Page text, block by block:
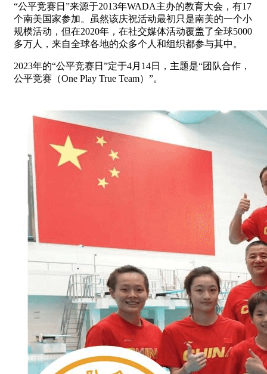
“公平竞赛日”来源于2013年WADA主办的教育大会，有17
个南美国家参加。虽然该庆祝活动最初只是南美的一个小
规模活动，但在2020年，在社交媒体活动覆盖了全球5000
多万人，来自全球各地的众多个人和组织都参与其中。
2023年的“公平竞赛日”定于4月14日，主题是“团队合作，
公平竞赛（One Play True Team）”。